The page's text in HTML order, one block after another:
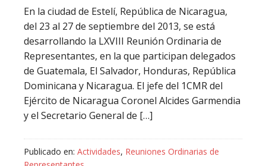
En la ciudad de Estelí, República de Nicaragua,
del 23 al 27 de septiembre del 2013, se está
desarrollando la LXVIII Reunión Ordinaria de
Representantes, en la que participan delegados
de Guatemala, El Salvador, Honduras, República
Dominicana y Nicaragua. El jefe del 1CMR del
Ejército de Nicaragua Coronel Alcides Garmendia
y el Secretario General de […]
Publicado en: Actividades, Reuniones Ordinarias de